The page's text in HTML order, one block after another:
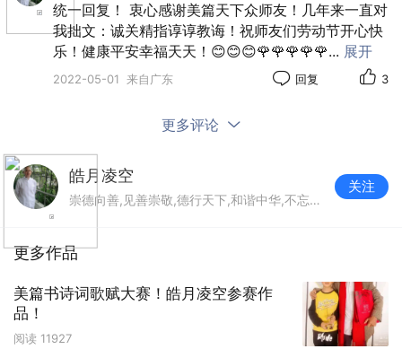
统一回复！ 衷心感谢美篇天下众师友！几年来一直对
我拙文：诚关精指谆谆教诲！祝师友们劳动节开心快
乐！健康平安幸福天天！😊😊😊🌹🌹🌹🌹🌹... 展开
2022-05-01 来自广东 回复 3
更多评论
皓月凌空
崇德向善,见善崇敬,德行天下,和谐中华,不忘初心,继续創新！
关注
更多作品
美篇书诗词歌赋大赛！皓月凌空参赛作
品！
阅读 11927